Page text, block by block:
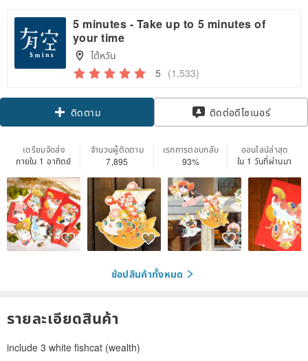
5 minutes - Take up to 5 minutes of
your time
ไต้หวัน
5 (1,533)
ติดตาม ติดต่อดีไซเนอร์
เตรียมจัดส่ง
ภายใน 1 อาทิตย์
จำนวนผู้ติดตาม
7,895
เรทการตอบกลับ
93%
ออนไลน์ล่าสุด
ใน 1 วันที่ผ่านมา
ช้อปสินค้าทั้งหมด
รายละเอียดสินค้า
include 3 white fishcat (wealth)